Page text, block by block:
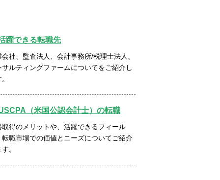
躍できる転職先
会社、監査法人、会計事務所/税理士法人、
サルティングファームについてをご紹介し
（米国公認会計士）の転職
取得のメリットや、活躍できるフィール
転職市場での価値とニーズについてご紹介
。